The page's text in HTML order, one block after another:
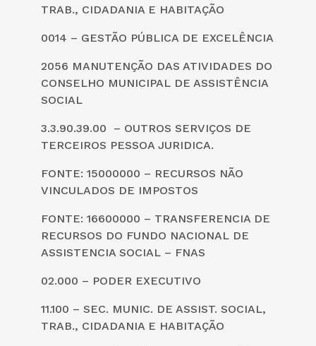
TRAB., CIDADANIA E HABITAÇÃO
0014 – GESTÃO PÚBLICA DE EXCELÊNCIA
2056 MANUTENÇÃO DAS ATIVIDADES DO
CONSELHO MUNICIPAL DE ASSISTÊNCIA
SOCIAL
3.3.90.39.00 – OUTROS SERVIÇOS DE
TERCEIROS PESSOA JURIDICA.
FONTE: 15000000 – RECURSOS NÃO
VINCULADOS DE IMPOSTOS
FONTE: 16600000 – TRANSFERENCIA DE
RECURSOS DO FUNDO NACIONAL DE
ASSISTENCIA SOCIAL – FNAS
02.000 – PODER EXECUTIVO
11.100 – SEC. MUNIC. DE ASSIST. SOCIAL,
TRAB., CIDADANIA E HABITAÇÃO